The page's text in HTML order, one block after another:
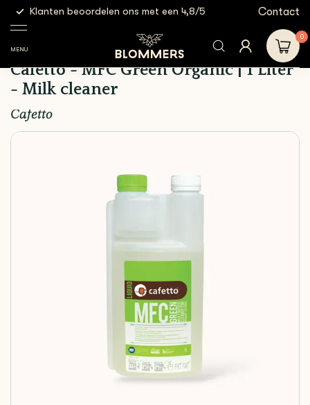
Klanten beoordelen ons met een 4,8/5 Gratis
Contact
MENU
0
Products
Cafetto - MFC Green
Organic | 1 Liter - Milk
cleaner
Cafetto - MFC Green Organic | 1 Liter
- Milk cleaner
Cafetto